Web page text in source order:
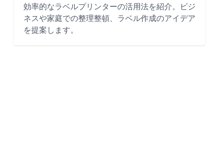
効率的なラベルプリンターの活用法を紹介。ビジ
ネスや家庭での整理整頓、ラベル作成のアイデア
を提案します。